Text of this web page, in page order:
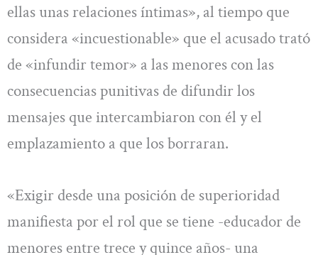
ellas unas relaciones íntimas», al tiempo que
considera «incuestionable» que el acusado trató
de «infundir temor» a las menores con las
consecuencias punitivas de difundir los
mensajes que intercambiaron con él y el
emplazamiento a que los borraran.
«Exigir desde una posición de superioridad
manifiesta por el rol que se tiene -educador de
menores entre trece y quince años- una